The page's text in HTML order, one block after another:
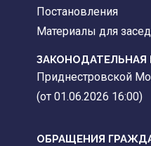
Постановления
Материалы для
ЗАКОНОДАТЕЛЬНАЯ
Приднестровской
(от 01.06.2026 16:00)
ОБРАЩЕНИЯ